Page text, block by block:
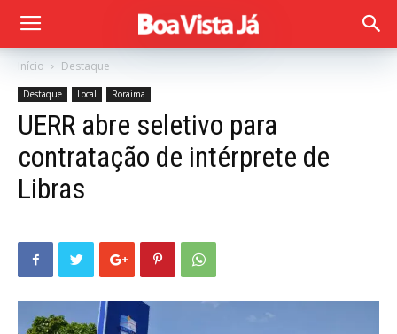
Início Destaque
Destaque Local Roraima
UERR abre seletivo para
contratação de intérprete de
Libras